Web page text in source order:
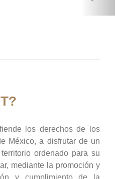
los derechos de los
México, a disfrutar de un
ordenado para su
mediante la promoción y
y cumplimiento de la